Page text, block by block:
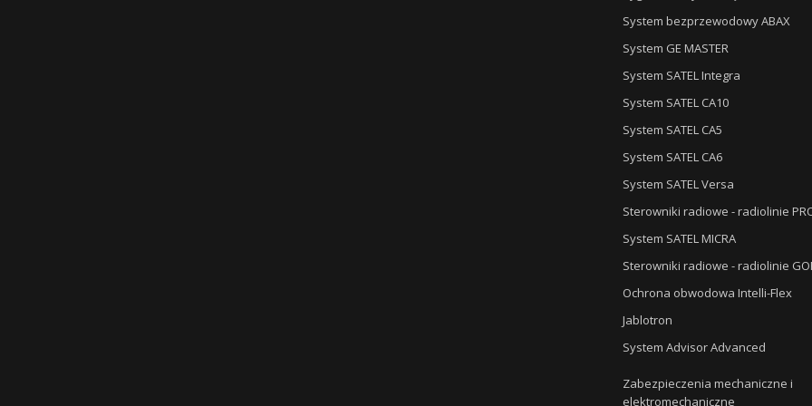
System bezprzewodowy ABAX
System GE MASTER
System SATEL Integra
System SATEL CA10
System SATEL CA5
System SATEL CA6
System SATEL Versa
Sterowniki radiowe - radiolinie
System SATEL MICRA
Sterowniki radiowe - radiolinie
Ochrona obwodowa Intelli-Flex
Jablotron
System Advisor Advanced
Zabezpieczenia mechaniczne i
elektromechaniczne